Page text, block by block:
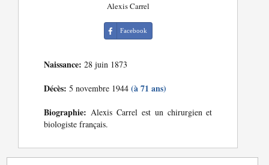
Alexis Carrel
Facebook
Naissance: 28 juin 1873
Décès: 5 novembre 1944(à 71 ans)
Biographie: Alexis Carrel est un chirurgien et
biologiste français.